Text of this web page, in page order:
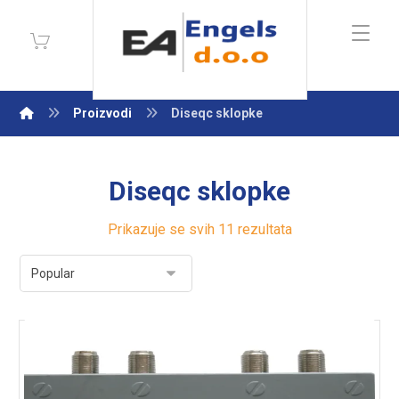
Proizvodi Diseqc sklopke
Diseqc sklopke
Prikazuje se svih 11 rezultata